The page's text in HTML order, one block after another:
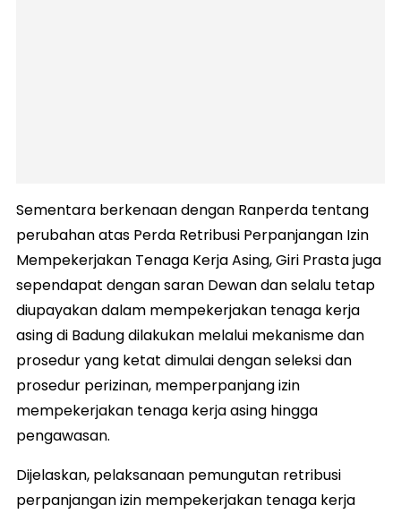
Sementara berkenaan dengan Ranperda tentang
perubahan atas Perda Retribusi Perpanjangan Izin
Mempekerjakan Tenaga Kerja Asing, Giri Prasta juga
sependapat dengan saran Dewan dan selalu tetap
diupayakan dalam mempekerjakan tenaga kerja
asing di Badung dilakukan melalui mekanisme dan
prosedur yang ketat dimulai dengan seleksi dan
prosedur perizinan, memperpanjang izin
mempekerjakan tenaga kerja asing hingga
pengawasan.
Dijelaskan, pelaksanaan pemungutan retribusi
perpanjangan izin mempekerjakan tenaga kerja